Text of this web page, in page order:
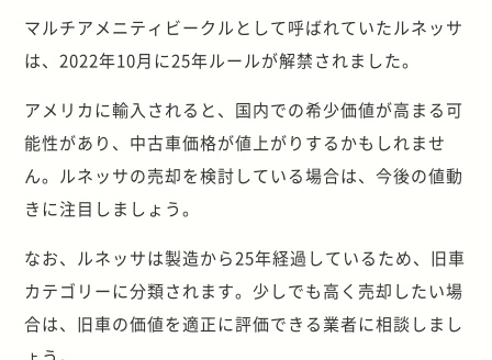
マルチアメニティビークルとして呼ばれていたルネッサ
は、2022年10月に25年ルールが解禁されました。
アメリカに輸入されると、国内での希少価値が高まる可
能性があり、中古車価格が値上がりするかもしれませ
ん。ルネッサの売却を検討している場合は、今後の値動
きに注目しましょう。
なお、ルネッサは製造から25年経過しているため、旧車
カテゴリーに分類されます。少しでも高く売却したい場
合は、旧車の価値を適正に評価できる業者に相談しまし